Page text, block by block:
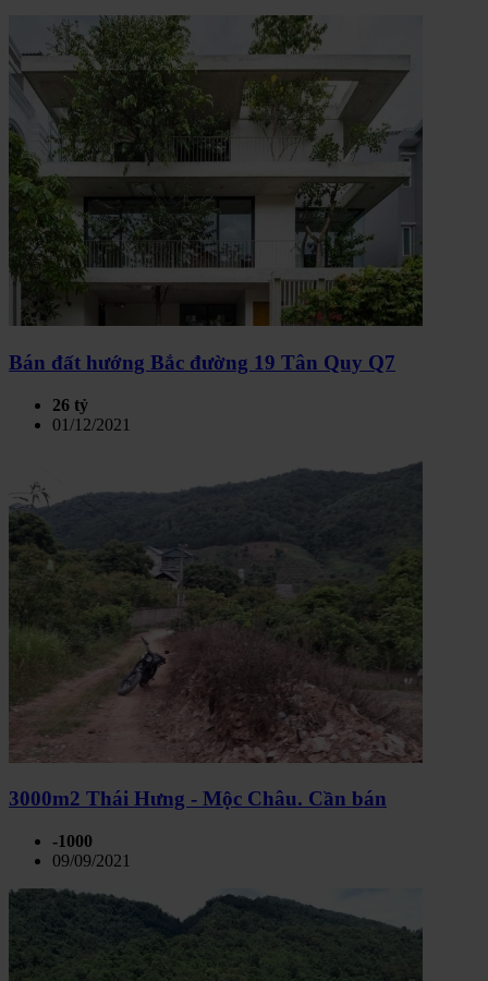
Bán đất hướng Bắc đường 19 Tân Quy Q7
26 tỷ
01/12/2021
3000m2 Thái Hưng - Mộc Châu. Cần bán
-1000
09/09/2021